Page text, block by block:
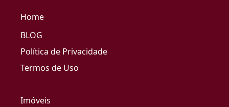
Home
BLOG
Política de Privacidade
Termos de Uso
Imóveis